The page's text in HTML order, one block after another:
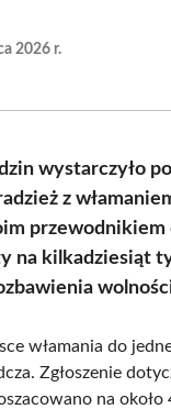
2026 r.
wystarczyło
z
na kilkadziesiąt
włamania do
Zgłoszenie
na